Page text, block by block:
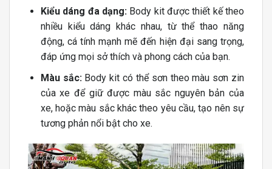
Kiểu dáng đa dạng:Body kit được thiết kế theo
nhiều kiểu dáng khác nhau, từ thể thao năng
động, cá tính mạnh mẽ đến hiện đại sang trọng,
đáp ứng mọi sở thích và phong cách của bạn.
Màu sắc:Body kit có thể sơn theo màu sơn zin
của xe để giữ được màu sắc nguyên bản của
xe, hoặc màu sắc khác theo yêu cầu, tạo nên sự
tương phản nổi bật cho xe.